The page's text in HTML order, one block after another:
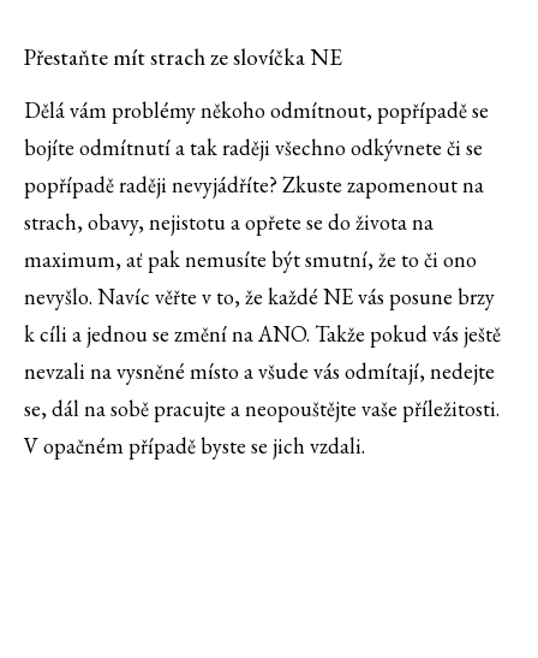
Přestaňte mít strach ze slovíčka NE
Dělá vám problémy někoho odmítnout, popřípadě se
bojíte odmítnutí a tak raději všechno odkývnete či se
popřípadě raději nevyjádříte? Zkuste zapomenout na
strach, obavy, nejistotu a opřete se do života na
maximum, ať pak nemusíte být smutní, že to či ono
nevyšlo. Navíc věřte v to, že každé NE vás posune brzy
k cíli a jednou se změní na ANO. Takže pokud vás ještě
nevzali na vysněné místo a všude vás odmítají, nedejte
se, dál na sobě pracujte a neopouštějte vaše příležitosti.
V opačném případě byste se jich vzdali.